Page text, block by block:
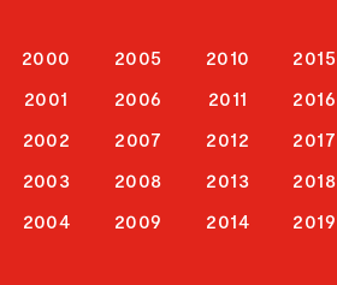
2000
2001
2002
2003
2004
2005
2006
2007
2008
2009
2010
2011
2012
2013
2014
2015
2016
2017
2018
2019